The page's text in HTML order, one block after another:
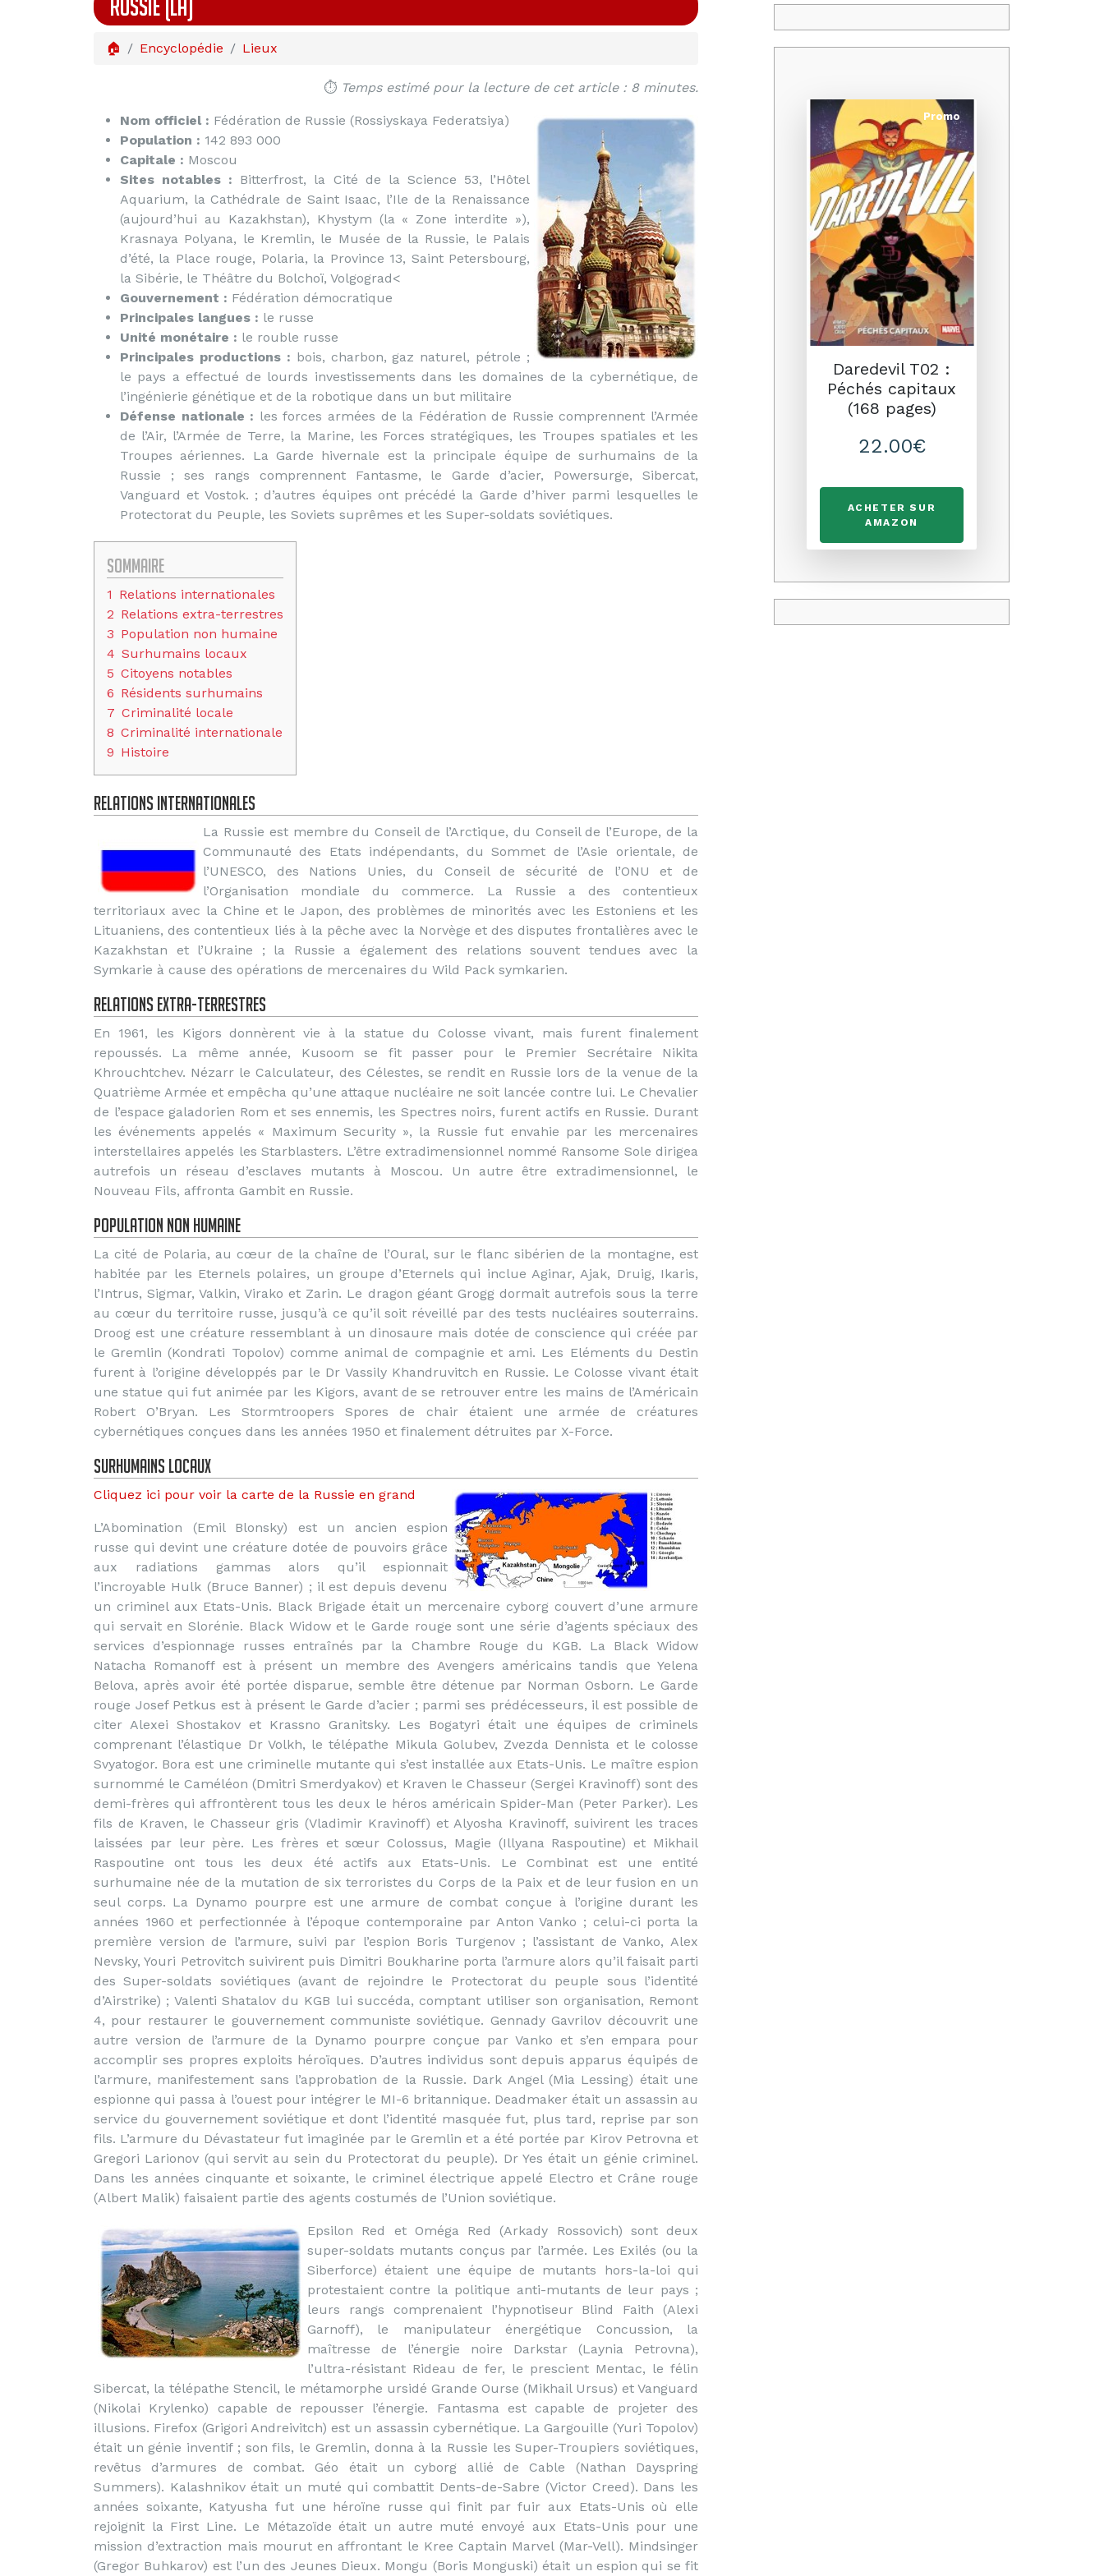
RUSSIE (LA)
🏠 Encyclopédie Lieux
⏱️ Temps estimé pour la lecture de cet article : 8 minutes.
Nom officiel : Fédération de Russie (Rossiyskaya Federatsiya)
Population : 142 893 000
Capitale : Moscou
Sites notables : Bitterfrost, la Cité de la Science 53, l’Hôtel
Aquarium, la Cathédrale de Saint Isaac, l’Ile de la Renaissance
(aujourd’hui au Kazakhstan), Khystym (la « Zone interdite »),
Krasnaya Polyana, le Kremlin, le Musée de la Russie, le Palais
d’été, la Place rouge, Polaria, la Province 13, Saint Petersbourg,
la Sibérie, le Théâtre du Bolchoï, Volgograd<
Gouvernement : Fédération démocratique
Principales langues : le russe
Unité monétaire : le rouble russe
Principales productions : bois, charbon, gaz naturel, pétrole ;
le pays a effectué de lourds investissements dans les domaines de la cybernétique, de
l’ingénierie génétique et de la robotique dans un but militaire
Défense nationale : les forces armées de la Fédération de Russie comprennent l’Armée
de l’Air, l’Armée de Terre, la Marine, les Forces stratégiques, les Troupes spatiales et les
Troupes aériennes. La Garde hivernale est la principale équipe de surhumains de la
Russie ; ses rangs comprennent Fantasme, le Garde d’acier, Powersurge, Sibercat,
Vanguard et Vostok. ; d’autres équipes ont précédé la Garde d’hiver parmi lesquelles le
Protectorat du Peuple, les Soviets suprêmes et les Super-soldats soviétiques.
Sommaire
1 Relations internationales
2 Relations extra-terrestres
3 Population non humaine
4 Surhumains locaux
5 Citoyens notables
6 Résidents surhumains
7 Criminalité locale
8 Criminalité internationale
9 Histoire
Relations internationales
La Russie est membre du Conseil de l’Arctique, du Conseil de l’Europe, de la
Communauté des Etats indépendants, du Sommet de l’Asie orientale, de
l’UNESCO, des Nations Unies, du Conseil de sécurité de l’ONU et de
l’Organisation mondiale du commerce. La Russie a des contentieux
territoriaux avec la Chine et le Japon, des problèmes de minorités avec les Estoniens et les
Lituaniens, des contentieux liés à la pêche avec la Norvège et des disputes frontalières avec le
Kazakhstan et l’Ukraine ; la Russie a également des relations souvent tendues avec la
Symkarie à cause des opérations de mercenaires du Wild Pack symkarien.
Relations extra-terrestres
En 1961, les Kigors donnèrent vie à la statue du Colosse vivant, mais furent finalement
repoussés. La même année, Kusoom se fit passer pour le Premier Secrétaire Nikita
Khrouchtchev. Nézarr le Calculateur, des Célestes, se rendit en Russie lors de la venue de la
Quatrième Armée et empêcha qu’une attaque nucléaire ne soit lancée contre lui. Le Chevalier
de l’espace galadorien Rom et ses ennemis, les Spectres noirs, furent actifs en Russie. Durant
les événements appelés « Maximum Security », la Russie fut envahie par les mercenaires
interstellaires appelés les Starblasters. L’être extradimensionnel nommé Ransome Sole dirigea
autrefois un réseau d’esclaves mutants à Moscou. Un autre être extradimensionnel, le
Nouveau Fils, affronta Gambit en Russie.
Population non humaine
La cité de Polaria, au cœur de la chaîne de l’Oural, sur le flanc sibérien de la montagne, est
habitée par les Eternels polaires, un groupe d’Eternels qui inclue Aginar, Ajak, Druig, Ikaris,
l’Intrus, Sigmar, Valkin, Virako et Zarin. Le dragon géant Grogg dormait autrefois sous la terre
au cœur du territoire russe, jusqu’à ce qu’il soit réveillé par des tests nucléaires souterrains.
Droog est une créature ressemblant à un dinosaure mais dotée de conscience qui créée par
le Gremlin (Kondrati Topolov) comme animal de compagnie et ami. Les Eléments du Destin
furent à l’origine développés par le Dr Vassily Khandruvitch en Russie. Le Colosse vivant était
une statue qui fut animée par les Kigors, avant de se retrouver entre les mains de l’Américain
Robert O’Bryan. Les Stormtroopers Spores de chair étaient une armée de créatures
cybernétiques conçues dans les années 1950 et finalement détruites par X-Force.
Surhumains locaux
Cliquez ici pour voir la carte de la Russie en grand
L’Abomination (Emil Blonsky) est un ancien espion
russe qui devint une créature dotée de pouvoirs grâce
aux radiations gammas alors qu’il espionnait
l’incroyable Hulk (Bruce Banner) ; il est depuis devenu
un criminel aux Etats-Unis. Black Brigade était un mercenaire cyborg couvert d’une armure
qui servait en Slorénie. Black Widow et le Garde rouge sont une série d’agents spéciaux des
services d’espionnage russes entraînés par la Chambre Rouge du KGB. La Black Widow
Natacha Romanoff est à présent un membre des Avengers américains tandis que Yelena
Belova, après avoir été portée disparue, semble être détenue par Norman Osborn. Le Garde
rouge Josef Petkus est à présent le Garde d’acier ; parmi ses prédécesseurs, il est possible de
citer Alexei Shostakov et Krassno Granitsky. Les Bogatyri était une équipes de criminels
comprenant l’élastique Dr Volkh, le télépathe Mikula Golubev, Zvezda Dennista et le colosse
Svyatogor. Bora est une criminelle mutante qui s’est installée aux Etats-Unis. Le maître espion
surnommé le Caméléon (Dmitri Smerdyakov) et Kraven le Chasseur (Sergei Kravinoff) sont des
demi-frères qui affrontèrent tous les deux le héros américain Spider-Man (Peter Parker). Les
fils de Kraven, le Chasseur gris (Vladimir Kravinoff) et Alyosha Kravinoff, suivirent les traces
laissées par leur père. Les frères et sœur Colossus, Magie (Illyana Raspoutine) et Mikhail
Raspoutine ont tous les deux été actifs aux Etats-Unis. Le Combinat est une entité
surhumaine née de la mutation de six terroristes du Corps de la Paix et de leur fusion en un
seul corps. La Dynamo pourpre est une armure de combat conçue à l’origine durant les
années 1960 et perfectionnée à l’époque contemporaine par Anton Vanko ; celui-ci porta la
première version de l’armure, suivi par l’espion Boris Turgenov ; l’assistant de Vanko, Alex
Nevsky, Youri Petrovitch suivirent puis Dimitri Boukharine porta l’armure alors qu’il faisait parti
des Super-soldats soviétiques (avant de rejoindre le Protectorat du peuple sous l’identité
d’Airstrike) ; Valenti Shatalov du KGB lui succéda, comptant utiliser son organisation, Remont
4, pour restaurer le gouvernement communiste soviétique. Gennady Gavrilov découvrit une
autre version de l’armure de la Dynamo pourpre conçue par Vanko et s’en empara pour
accomplir ses propres exploits héroïques. D’autres individus sont depuis apparus équipés de
l’armure, manifestement sans l’approbation de la Russie. Dark Angel (Mia Lessing) était une
espionne qui passa à l’ouest pour intégrer le MI-6 britannique. Deadmaker était un assassin au
service du gouvernement soviétique et dont l’identité masquée fut, plus tard, reprise par son
fils. L’armure du Dévastateur fut imaginée par le Gremlin et a été portée par Kirov Petrovna et
Gregori Larionov (qui servit au sein du Protectorat du peuple). Dr Yes était un génie criminel.
Dans les années cinquante et soixante, le criminel électrique appelé Electro et Crâne rouge
(Albert Malik) faisaient partie des agents costumés de l’Union soviétique.
Epsilon Red et Oméga Red (Arkady Rossovich) sont deux
super-soldats mutants conçus par l’armée. Les Exilés (ou la
Siberforce) étaient une équipe de mutants hors-la-loi qui
protestaient contre la politique anti-mutants de leur pays ;
leurs rangs comprenaient l’hypnotiseur Blind Faith (Alexi
Garnoff), le manipulateur énergétique Concussion, la
maîtresse de l’énergie noire Darkstar (Laynia Petrovna),
l’ultra-résistant Rideau de fer, le prescient Mentac, le félin
Sibercat, la télépathe Stencil, le métamorphe ursidé Grande Ourse (Mikhail Ursus) et Vanguard
(Nikolai Krylenko) capable de repousser l’énergie. Fantasma est capable de projeter des
illusions. Firefox (Grigori Andreivitch) est un assassin cybernétique. La Gargouille (Yuri Topolov)
était un génie inventif ; son fils, le Gremlin, donna à la Russie les Super-Troupiers soviétiques,
revêtus d’armures de combat. Géo était un cyborg allié de Cable (Nathan Dayspring
Summers). Kalashnikov était un muté qui combattit Dents-de-Sabre (Victor Creed). Dans les
années soixante, Katyusha fut une héroïne russe qui finit par fuir aux Etats-Unis où elle
rejoignit la First Line. Le Métazoïde était un autre muté envoyé aux Etats-Unis pour une
mission d’extraction mais mourut en affrontant le Kree Captain Marvel (Mar-Vell). Mindsinger
(Gregor Buhkarov) est l’un des Jeunes Dieux. Mongu (Boris Monguski) était un espion qui se fit
Promo
Daredevil T02 :
Péchés capitaux
(168 pages)
22.00€
ACHETER SUR
AMAZON